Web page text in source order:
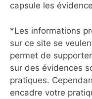
capsule les
*Les informations
sur ce site se
permet de
sur des évidences
pratiques.
encadre votre